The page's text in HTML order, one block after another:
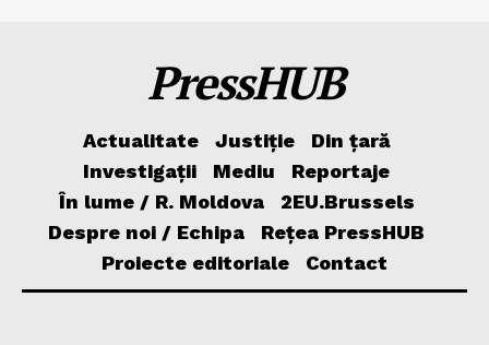
PressHUB
Actualitate Justiție
Din țară
Investigații
Mediu
Reportaje
În lume / R. Moldova
2EU.Brussels
Despre noi / Echipa
Rețea PressHUB
Proiecte editoriale
Contact